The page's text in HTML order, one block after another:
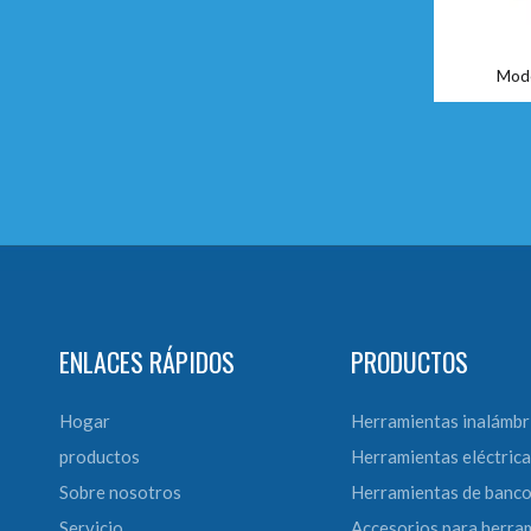
ENLACES RÁPIDOS
Hogar
productos
Sobre nosotros
PRODUCTOS
Herramientas
Herramientas
Herramientas de banco